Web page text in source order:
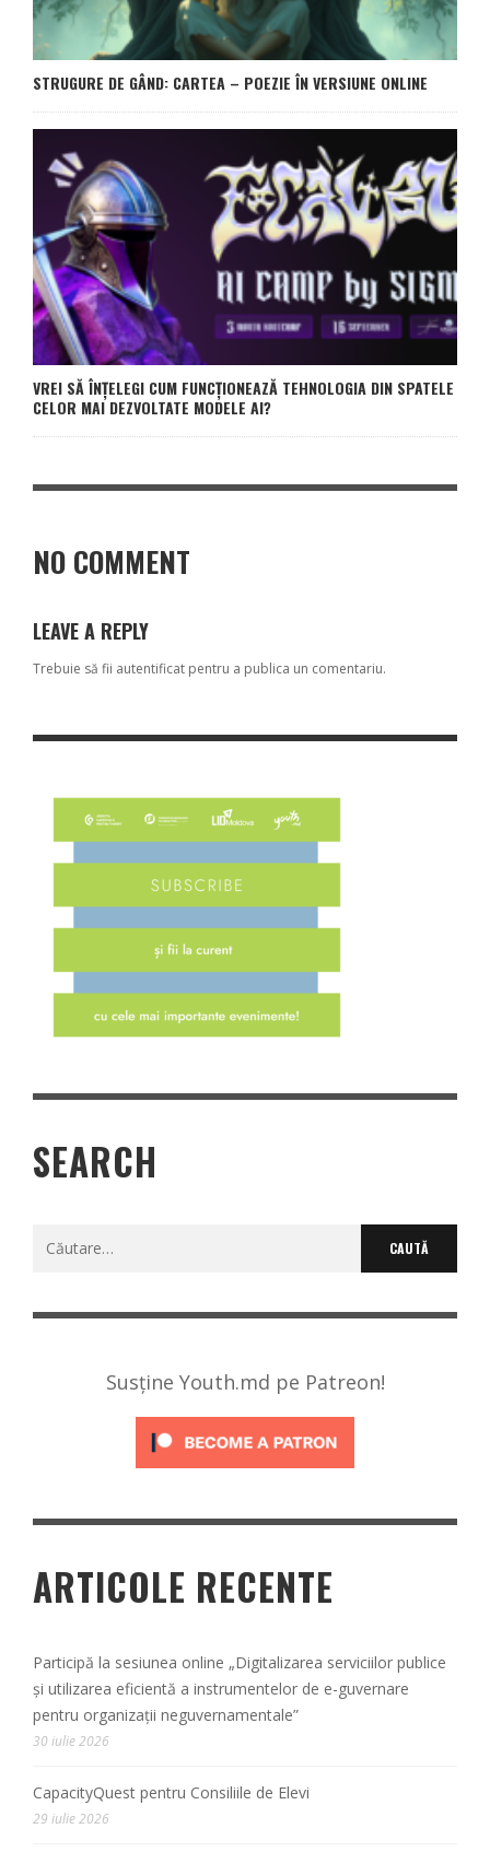
STRUGURE DE GÂND: CARTEA – POEZIE ÎN VERSIUNE ONLINE
VREI SĂ ÎNȚELEGI CUM FUNCȚIONEAZĂ TEHNOLOGIA DIN SPATELE
CELOR MAI DEZVOLTATE MODELE AI?
NO COMMENT
LEAVE A REPLY
Trebuie să fii autentificat pentru a publica un comentariu.
SEARCH
Caută
Susține Youth.md pe Patreon!
ARTICOLE RECENTE
Participă la sesiunea online „Digitalizarea serviciilor publice
și utilizarea eficientă a instrumentelor de e-guvernare
pentru organizații neguvernamentale”
30 iulie 2026
CapacityQuest pentru Consiliile de Elevi
29 iulie 2026